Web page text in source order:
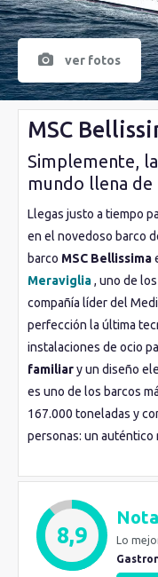
ver fotos
MSC
Simplemente,
mundo llena de
Llegas justo a tiempo
en el novedoso barco
barco MSC Bellissima
Meraviglia, uno de
compañía líder del
perfección la última
instalaciones de ocio
familiary un diseño
es uno de los barcos
167.000 toneladas y
personas: un auténtico
diferenciadores y
increíble paseo de dos
de tiendas,
lo grande este espacio
de 480 m² que
8,9
Lo